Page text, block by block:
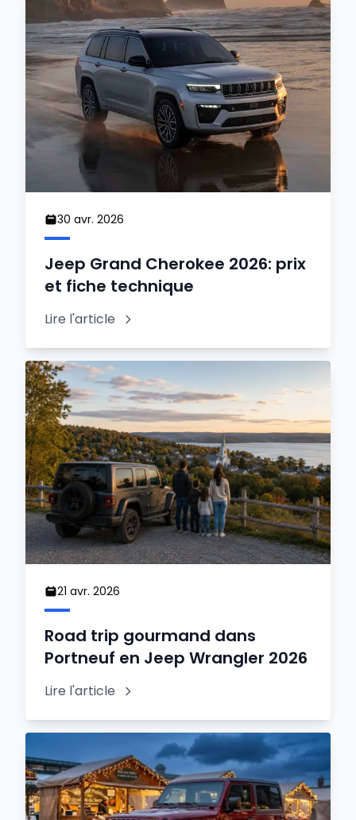
30 avr. 2026
Jeep Grand Cherokee 2026: prix
et fiche technique
Lire l'article
21 avr. 2026
Road trip gourmand dans
Portneuf en Jeep Wrangler 2026
Lire l'article